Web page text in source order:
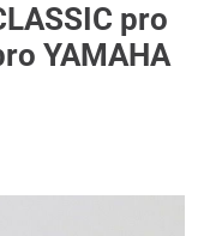
pro
YAMAHA